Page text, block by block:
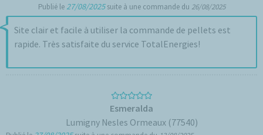
Publié le27/08/2025suite à une commande du 26/08/2025
Site clair et facile à utiliser la commande de pellets est
rapide. Très satisfaite du service TotalEnergies!
Esmeralda
Lumigny Nesles Ormeaux (77540)